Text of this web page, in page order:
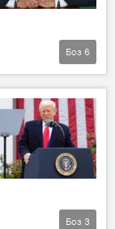
Амалиёти вижаи Русия барои ҳимояи Донбасс: охирин хабарҳо
Боз 6
Боз 3